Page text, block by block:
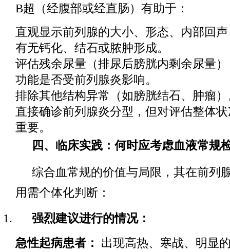
B超（经腹部或经直肠）有助于：
直观显示前列腺的大小、形态、内部回
有无钙化、结石或脓肿形成。
评估残余尿量（排尿后膀胱内剩余尿量
功能是否受前列腺炎影响。
排除其他结构异常（如膀胱结石、肿瘤
直接确诊前列腺炎分型，但对评估整体
重要。
四、临床实践：何时应考虑血液常规
综合血常规的价值与局限，其在前列
用需个体化判断：
强烈建议进行的情况：
急性起病患者：
出现高热、寒战、明显